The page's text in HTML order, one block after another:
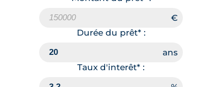
Durée du prêt* :
Taux d'interêt* :